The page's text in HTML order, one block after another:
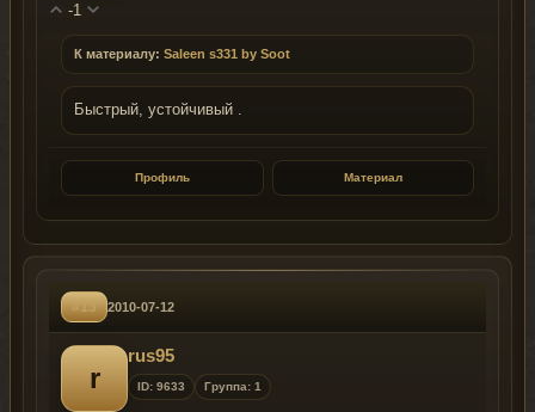
-1
К материалу: Saleen s331 by Soot
Быстрый, устойчивый .
Профиль Материал
#13 2010-07-12
r
rus95
ID: 9633 Группа: 1